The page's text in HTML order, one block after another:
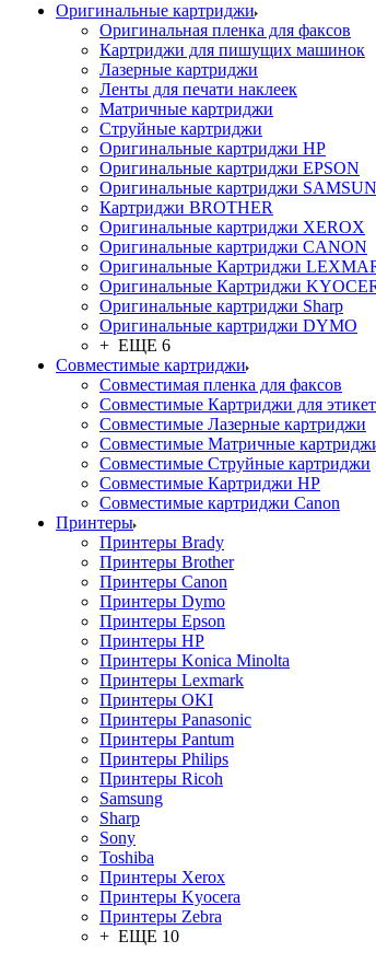
Оригинальные картриджи
Оригинальная пленка для факсов
Картриджи для пишущих машинок
Лазерные картриджи
Ленты для печати наклеек
Матричные картриджи
Струйные картриджи
Оригинальные картриджи HP
Оригинальные картриджи EPSON
Оригинальные картриджи
Картриджи BROTHER
Оригинальные картриджи XEROX
Оригинальные картриджи CANON
Оригинальные Картриджи
Оригинальные Картриджи
Оригинальные картриджи Sharp
Оригинальные картриджи DYMO
+ ЕЩЕ 6
Совместимые картриджи
Совместимая пленка для факсов
Совместимые Картриджи для
Совместимые Лазерные картриджи
Совместимые Матричные
Совместимые Струйные картриджи
Совместимые Картриджи HP
Совместимые картриджи Canon
Принтеры
Принтеры Brady
Принтеры Brother
Принтеры Canon
Принтеры Dymo
Принтеры Epson
Принтеры HP
Принтеры Konica Minolta
Принтеры Lexmark
Принтеры OKI
Принтеры Panasonic
Принтеры Pantum
Принтеры Philips
Принтеры Ricoh
Samsung
Sharp
Sony
Toshiba
Принтеры Xerox
Принтеры Kyocera
Принтеры Zebra
+ ЕЩЕ 10